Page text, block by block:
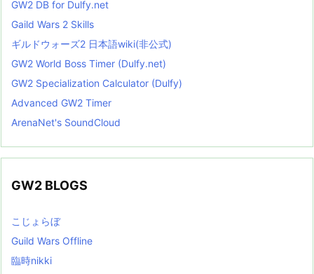
GW2 DB for Dulfy.net
Gaild Wars 2 Skills
ギルドウォーズ2 日本語wiki(非公式)
GW2 World Boss Timer (Dulfy.net)
GW2 Specialization Calculator (Dulfy)
Advanced GW2 Timer
ArenaNet's SoundCloud
GW2 BLOGS
こじょらぼ
Guild Wars Offline
臨時nikki